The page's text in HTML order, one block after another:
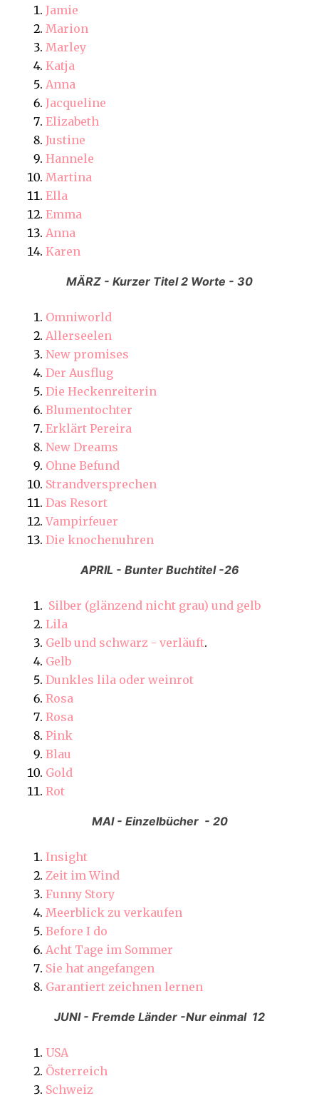
Jamie
Marion
Marley
Katja
Anna
Jacqueline
Elizabeth
Justine
Hannele
Martina
Ella
Emma
Anna
Karen
MÄRZ - Kurzer Titel 2 Worte - 30
Omniworld
Allerseelen
New promises
Der Ausflug
Die Heckenreiterin
Blumentochter
Erklärt Pereira
New Dreams
Ohne Befund
Strandversprechen
Das Resort
Vampirfeuer
Die knochenuhren
APRIL - Bunter Buchtitel -26
Silber (glänzend nicht grau) und gelb
Lila
Gelb und schwarz - verläuft.
Gelb
Dunkles lila oder weinrot
Rosa
Rosa
Pink
Blau
Gold
Rot
MAI - Einzelbücher - 20
Insight
Zeit im Wind
Funny Story
Meerblick zu verkaufen
Before I do
Acht Tage im Sommer
Sie hat angefangen
Garantiert zeichnen lernen
JUNI - Fremde Länder -Nur einmal 12
USA
Österreich
Schweiz